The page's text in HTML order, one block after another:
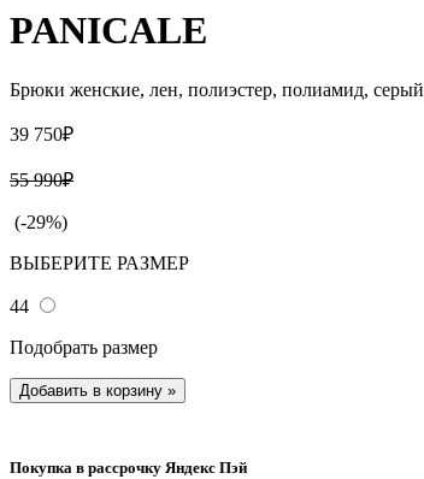
PANICALE
Брюки женские, лен, полиэстер, полиамид, серый
39 750₽
55 990₽
(-29%)
ВЫБЕРИТЕ РАЗМЕР
44
Подобрать размер
Добавить в корзину »
Покупка в рассрочку Яндекс Пэй